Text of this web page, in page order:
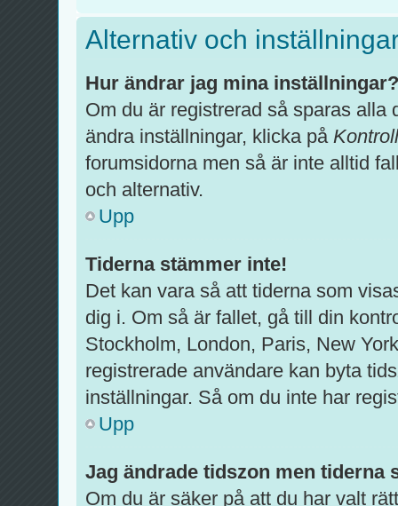
Alternativ och
Hur ändrar jag mina inställningar?
Om du är registrerad så sparas
ändra inställningar, klicka på
forumsidorna men så är inte alltid
och alternativ.
Upp
Tiderna stämmer inte!
Det kan vara så att tiderna som
dig i. Om så är fallet, gå till din
Stockholm, London, Paris, New
registrerade användare kan byta
inställningar. Så om du inte har
Upp
Jag ändrade tidszon men tiderna
Om du är säker på att du har valt